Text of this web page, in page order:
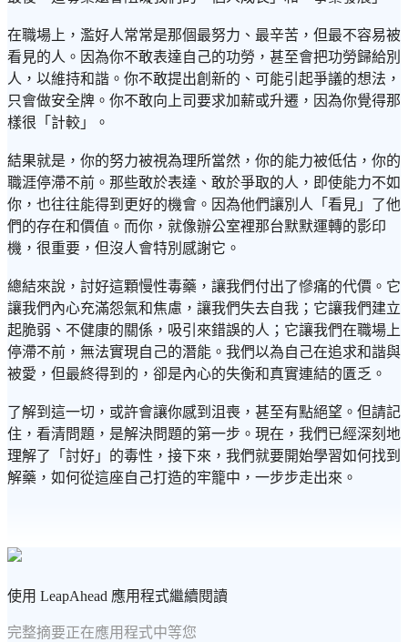
在職場上，濫好人常常是那個最努力、最辛苦，但最不容易被
看見的人。因為你不敢表達自己的功勞，甚至會把功勞歸給別
人，以維持和諧。你不敢提出創新的、可能引起爭議的想法，
只會做安全牌。你不敢向上司要求加薪或升遷，因為你覺得那
樣很「計較」。
結果就是，你的努力被視為理所當然，你的能力被低估，你的
職涯停滯不前。那些敢於表達、敢於爭取的人，即使能力不如
你，也往往能得到更好的機會。因為他們讓別人「看見」了他
們的存在和價值。而你，就像辦公室裡那台默默運轉的影印
機，很重要，但沒人會特別感謝它。
總結來說，討好這顆慢性毒藥，讓我們付出了慘痛的代價。它
讓我們內心充滿怨氣和焦慮，讓我們失去自我；它讓我們建立
起脆弱、不健康的關係，吸引來錯誤的人；它讓我們在職場上
停滯不前，無法實現自己的潛能。我們以為自己在追求和諧與
被愛，但最終得到的，卻是內心的失衡和真實連結的匱乏。
了解到這一切，或許會讓你感到沮喪，甚至有點絕望。但請記
住，看清問題，是解決問題的第一步。現在，我們已經深刻地
理解了「討好」的毒性，接下來，我們就要開始學習如何找到
解藥，如何從這座自己打造的牢籠中，一步步走出來。
使用 LeapAhead 應用程式繼續閱讀
完整摘要正在應用程式中等您